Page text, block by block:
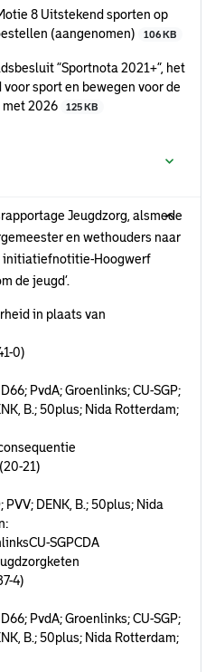
8 Uitstekend sporten op
(aangenomen)
106 KB
“Sportnota 2021+”, het
sport en bewegen voor de
met 2026
125 KB
Jeugdzorg, alsmede
en wethouders naar
initiatiefnotitie-Hoogwerf
de jeugd’.
in plaats van
0)
PvdA; Groenlinks; CU-SGP;
B.; 50plus; Nida Rotterdam;
21)
PVV; DENK, B.; 50plus; Nida
SGPCDA
4)
PvdA; Groenlinks; CU-SGP;
B.; 50plus; Nida Rotterdam;